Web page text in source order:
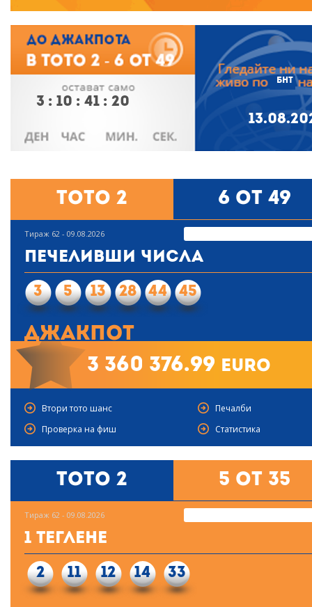
3 : 10 : 41 : 19
БНТ
Тото 2 6 от 49
Тираж 62 - 09.08.2026
Печеливши числа
3 5 13 28 44 45
Джакпот
3 360 376.99 euro
Втори тото шанс
Печалби
Проверка на фиш
Статистика
Тото 2 5 от 35
Тираж 62 - 09.08.2026
1 Теглене
2 11 12 14 33